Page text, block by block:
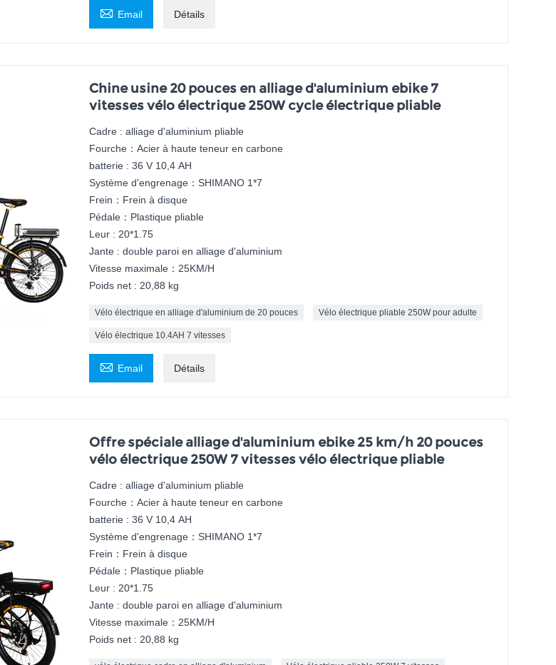
 Email Détails
Chine usine 20 pouces en alliage d'aluminium ebike 7
vitesses vélo électrique 250W cycle électrique pliable
Cadre : alliage d'aluminium pliable
Fourche：Acier à haute teneur en carbone
batterie : 36 V 10,4 AH
Système d'engrenage：SHIMANO 1*7
Frein：Frein à disque
Pédale：Plastique pliable
Leur : 20*1.75
Jante : double paroi en alliage d'aluminium
Vitesse maximale：25KM/H
Poids net : 20,88 kg
Vélo électrique en alliage d'aluminium de 20 pouces Vélo électrique pliable 250W pour adulte
Vélo électrique 10.4AH 7 vitesses
 Email Détails
Offre spéciale alliage d'aluminium ebike 25 km/h 20 pouces
vélo électrique 250W 7 vitesses vélo électrique pliable
Cadre : alliage d'aluminium pliable
Fourche：Acier à haute teneur en carbone
batterie : 36 V 10,4 AH
Système d'engrenage：SHIMANO 1*7
Frein：Frein à disque
Pédale：Plastique pliable
Leur : 20*1.75
Jante : double paroi en alliage d'aluminium
Vitesse maximale：25KM/H
Poids net : 20,88 kg